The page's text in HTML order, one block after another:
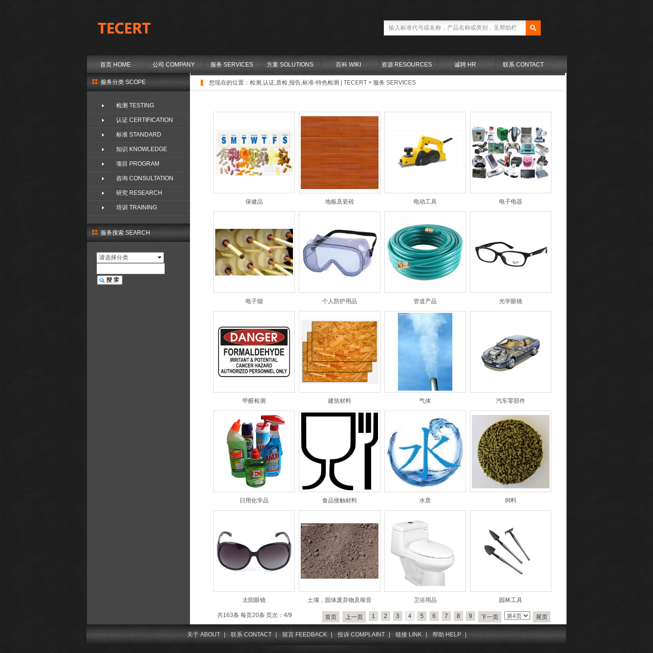
首页 HOME 公司 COMPANY 服务 SERVICES 方案 SOLUTIONS 百科 WIKI 资源 RESOURCES 诚聘 HR 联系 CONTACT
您现在的位置： 检测,认证,质检,报告,标准-特色检测 | TECERT > 服务 SERVICES
服务搜索 SEARCH
请选择分类
保健品 地板及瓷砖 电动工具 电子电器
电子烟 个人防护用品 管道产品 光学眼镜
甲醛检测 建筑材料 气体 汽车零部件
日用化学品 食品接触材料 水质 饲料
太阳眼镜 土壤，固体废弃物及噪音 卫浴用品 园林工具
共163条 每页20条 页次：4/9 首页 上一页 1 2 3 4 5 6 7 8 9 下一页 尾页
服务分类 SCOPE
检测 TESTING
认证 CERTIFICATION
标准 STANDARD
知识 KNOWLEDGE
项目 PROGRAM
咨询 CONSULTATION
研究 RESEARCH
培训 TRAINING
关于 ABOUT 联系 CONTACT 留言 FEEDBACK 投诉 COMPLAINT 链接 LINK | 帮助 HELP